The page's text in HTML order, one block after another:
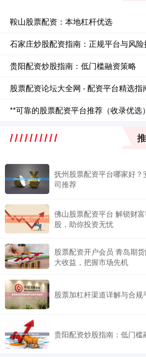
鞍山股票配资：本地杠杆优选
石家庄炒股配资指南：正规平台与风
贵阳配资炒股指南：低门槛融资策略
股票配资论坛大全网 - 配资平台精选指
**可靠的股票配资平台推荐（收录优选
抚州股票配资平台哪家好？
司推荐
佛山股票配资平台 解锁财
股，助你投资无忧
股票配资开户会员 青岛期
大收益，把握市场先机
股票加杠杆渠道详解与合规
贵阳配资炒股指南：低门槛